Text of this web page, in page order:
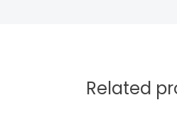
Related